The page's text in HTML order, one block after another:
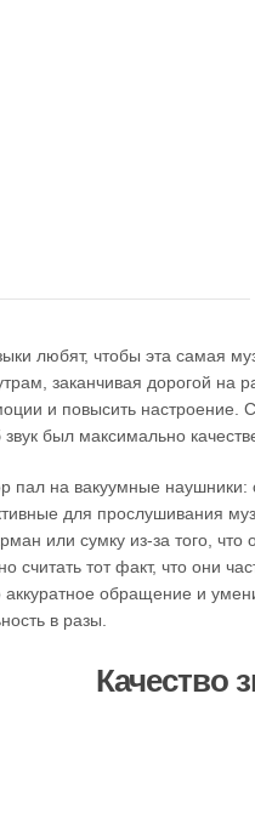
любят, чтобы эта самая
заканчивая дорогой на
и повысить настроение.
звук был максимально
пал на вакуумные
для прослушивания
или сумку из-за того,
считать тот факт, что они
аккуратное обращение и
в разы.
Качество